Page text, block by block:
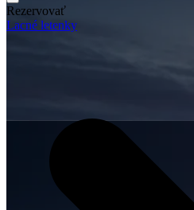
Rezervovať
Lacné letenky